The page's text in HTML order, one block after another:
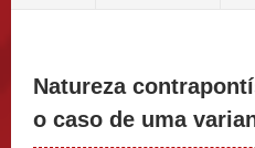
Natureza
o caso de uma